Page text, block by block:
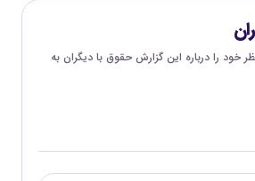
خود را درباره این گزارش حقوق با دیگران به